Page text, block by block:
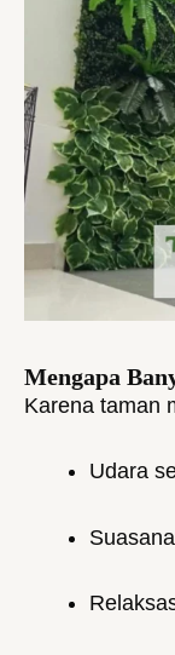
Mengapa
Karena taman
Udara